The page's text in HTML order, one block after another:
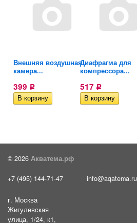
Внешняя воздушная
камера...
399 Р
Диафрагма для
компрессора...
517 Р
© 2026 Акватема.рф
+7 (495) 144-71-47 info@aqatema.ru
г. Москва
Жигулевская
улица, 1/24, к1,